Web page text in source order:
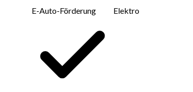
E-Auto-Förderung Elektro